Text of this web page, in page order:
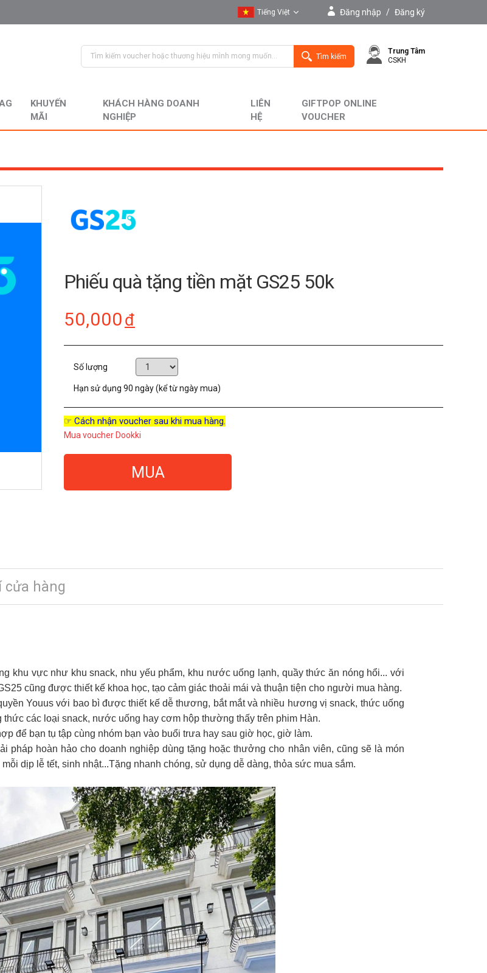
Tiếng Việt
English
Đăng nhập / Đăng ký
Tìm kiếm
Trung Tâm
CSKH
KHUYẾN
MÃI
KHÁCH HÀNG DOANH
NGHIỆP
LIÊN
HỆ
GIFTPOP ONLINE
VOUCHER
Phiếu quà tặng tiền mặt GS25 50k
50,000đ
Số lượng
Hạn sử dụng 90 ngày (kể từ ngày mua)
☞ Cách nhận voucher sau khi mua hàng.
Mua voucher Dookki
MUA
cửa hàng
khu vực như khu snack, nhu yếu phẩm, khu nước uống lạnh, quầy thức ăn nóng hổi... với
cũng được thiết kế khoa học, tạo cảm giác thoải mái và thuận tiện cho người mua hàng.
Youus với bao bì được thiết kế dễ thương, bắt mắt và nhiều hương vị snack, thức uống
các loại snack, nước uống hay cơm hộp thường thấy trên phim Hàn.
để bạn tụ tập cùng nhóm bạn vào buổi trưa hay sau giờ học, giờ làm.
pháp hoàn hảo cho doanh nghiệp dùng tặng hoặc thưởng cho nhân viên, cũng sẽ là món
dịp lễ tết, sinh nhật...Tặng nhanh chóng, sử dụng dễ dàng, thỏa sức mua sắm.​